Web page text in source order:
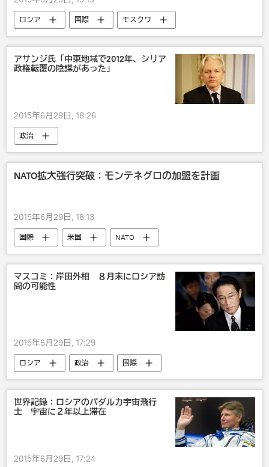
ロシア 国際 モスクワ
アサンジ氏「中東地域で2012年、シリア
政権転覆の陰謀があった」
2015年6月29日, 18:26
政治
NATO拡大強行突破：モンテネグロの加盟を計画
2015年6月29日, 18:13
国際 米国 NATO
マスコミ：岸田外相 ８月末にロシア訪
問の可能性
2015年6月29日, 17:29
ロシア 政治
国際
岸田文雄
露日関係
世界記録：ロシアのパダルカ宇宙飛行
士 宇宙に２年以上滞在
2015年6月29日, 17:24